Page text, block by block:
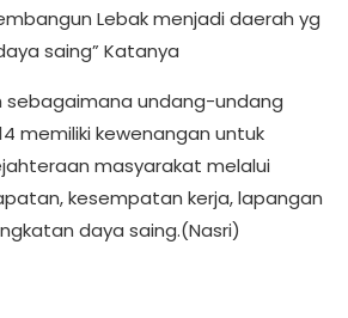
Lebak menjadi daerah yg
saing” Katanya
sebagaimana undang-undang
memiliki kewenangan untuk
masyarakat melalui
kesempatan kerja, lapangan
daya saing.(Nasri)